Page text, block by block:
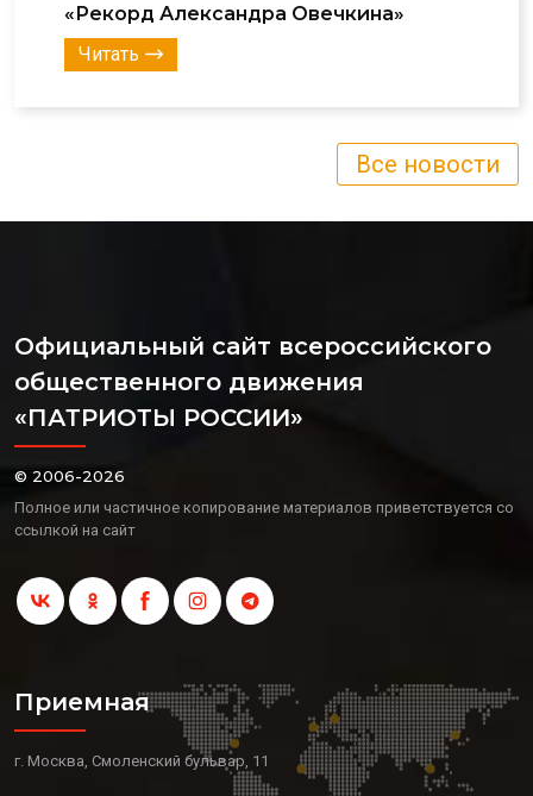
«Рекорд Александра Овечкина»
Читать
Все новости
Официальный сайт всероссийского
общественного движения
«ПАТРИОТЫ РОССИИ»
© 2006-2026
Полное или частичное копирование материалов приветствуется со
ссылкой на сайт
Приемная
г. Москва, Смоленский бульвар, 11